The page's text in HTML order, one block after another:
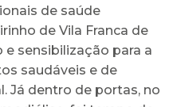
de saúde
de Vila Franca de
e sensibilização para a
saudáveis ​​e de
Já dentro de portas, no